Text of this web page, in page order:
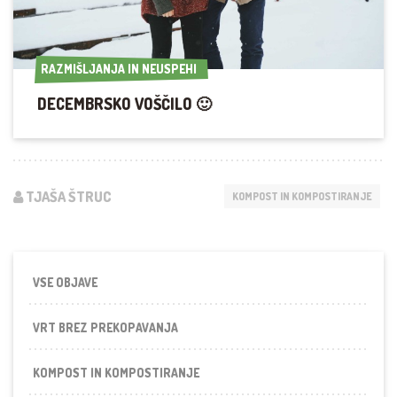
RAZMIŠLJANJA IN NEUSPEHI
RAZMIŠLJANJA IN NEUSPEHI
DECEMBRSKO VOŠČILO 🙂
TJAŠA ŠTRUC KOMPOST IN KOMPOSTIRANJE
VSE OBJAVE
VRT BREZ PREKOPAVANJA
KOMPOST IN KOMPOSTIRANJE